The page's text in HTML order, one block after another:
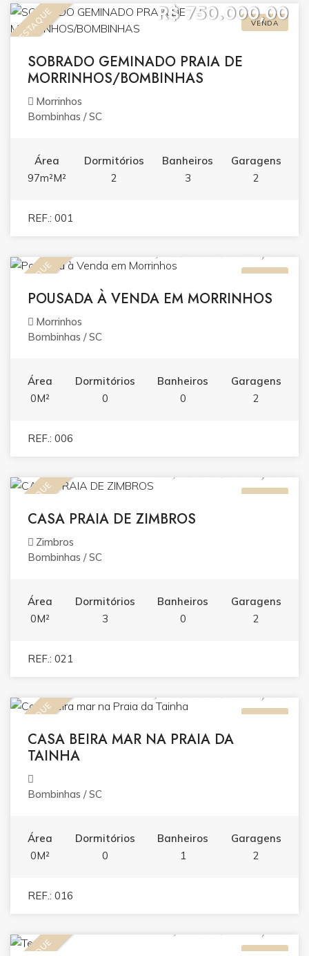
VENDA
DESTAQUE R$ 750.000,00
SOBRADO GEMINADO PRAIA DE
MORRINHOS/BOMBINHAS
Morrinhos
Bombinhas / SC
Área
97m²M²
Dormitórios
2
Banheiros
3
Garagens
2
REF.: 001
VENDA
DESTAQUE
POUSADA À VENDA EM MORRINHOS
Morrinhos
Bombinhas / SC
Área
0M²
Dormitórios
0
Banheiros
0
Garagens
2
REF.: 006
VENDA
DESTAQUE
CASA PRAIA DE ZIMBROS
Zimbros
Bombinhas / SC
Área
0M²
Dormitórios
3
Banheiros
0
Garagens
2
REF.: 021
VENDA
DESTAQUE
CASA BEIRA MAR NA PRAIA DA
TAINHA
Bombinhas / SC
Área
0M²
Dormitórios
0
Banheiros
1
Garagens
2
REF.: 016